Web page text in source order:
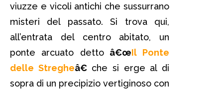
viuzze e vicoli antichi che sussurrano
misteri del passato. Si trova qui,
all’entrata del centro abitato, un
ponte arcuato dettoâ€œIl Ponte
delle Stregheâ€che si erge al di
sopra di un precipizio vertiginoso con